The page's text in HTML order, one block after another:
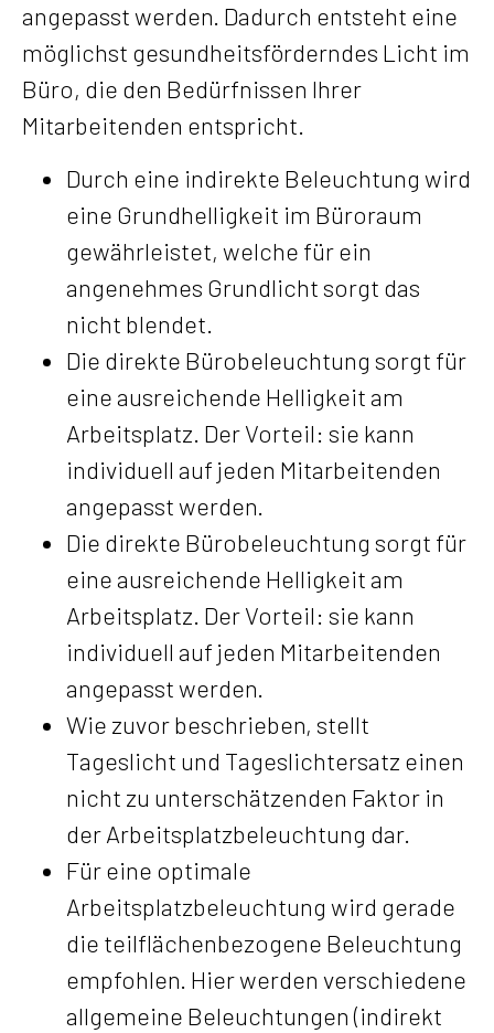
angepasst werden. Dadurch entsteht eine
möglichst gesundheitsförderndes Licht im
Büro, die den Bedürfnissen Ihrer
Mitarbeitenden entspricht.
Durch eine indirekte Beleuchtung wird
eine Grundhelligkeit im Büroraum
gewährleistet, welche für ein
angenehmes Grundlicht sorgt das
nicht blendet.
Die direkte Bürobeleuchtung sorgt für
eine ausreichende Helligkeit am
Arbeitsplatz. Der Vorteil: sie kann
individuell auf jeden Mitarbeitenden
angepasst werden.
Die direkte Bürobeleuchtung sorgt für
eine ausreichende Helligkeit am
Arbeitsplatz. Der Vorteil: sie kann
individuell auf jeden Mitarbeitenden
angepasst werden.
Wie zuvor beschrieben, stellt
Tageslicht und Tageslichtersatz einen
nicht zu unterschätzenden Faktor in
der Arbeitsplatzbeleuchtung dar.
Für eine optimale
Arbeitsplatzbeleuchtung wird gerade
die teilflächenbezogene Beleuchtung
empfohlen. Hier werden verschiedene
allgemeine Beleuchtungen (indirekt